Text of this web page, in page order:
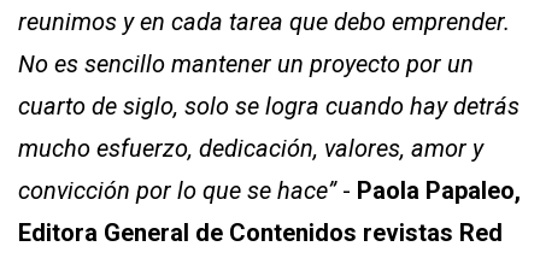
reunimos y en cada tarea que debo emprender.
No es sencillo mantener un proyecto por un
cuarto de siglo, solo se logra cuando hay detrás
mucho esfuerzo, dedicación, valores, amor y
convicción por lo que se hace” - Paola Papaleo,
Editora General de Contenidos revistas Red